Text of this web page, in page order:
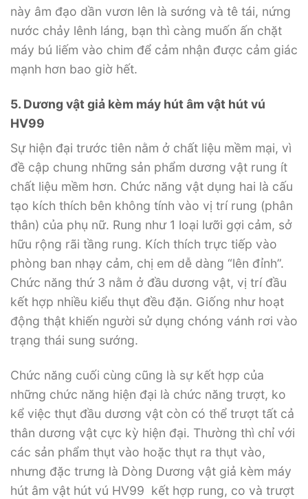
này âm đạo dần vươn lên là sướng và tê tái, nứng
nước chảy lênh láng, bạn thì càng muốn ấn chặt
máy bú liếm vào chim để cảm nhận được cảm giác
mạnh hơn bao giờ hết.
5. Dương vật giả kèm máy hút âm vật hút vú
HV99
Sự hiện đại trước tiên nằm ở chất liệu mềm mại, vì
đề cập chung những sản phẩm dương vật rung ít
chất liệu mềm hơn. Chức năng vật dụng hai là cấu
tạo kích thích bên không tính vào vị trí rung (phân
thân) của phụ nữ. Rung như 1 loại lưỡi gợi cảm, sở
hữu rộng rãi tầng rung. Kích thích trực tiếp vào
phòng ban nhạy cảm, chị em dễ dàng “lên đỉnh”.
Chức năng thứ 3 nằm ở đầu dương vật, vị trí đầu
kết hợp nhiều kiểu thụt đều đặn. Giống như hoạt
động thật khiến người sử dụng chóng vánh rơi vào
trạng thái sung sướng.
Chức năng cuối cùng cũng là sự kết hợp của
những chức năng hiện đại là chức năng trượt, ko
kể việc thụt đầu dương vật còn có thể trượt tất cả
thân dương vật cực kỳ hiện đại. Thường thì chỉ với
các sản phẩm thụt vào hoặc thụt ra thụt vào,
nhưng đặc trưng là Dòng Dương vật giả kèm máy
hút âm vật hút vú HV99 kết hợp rung, co và trượt